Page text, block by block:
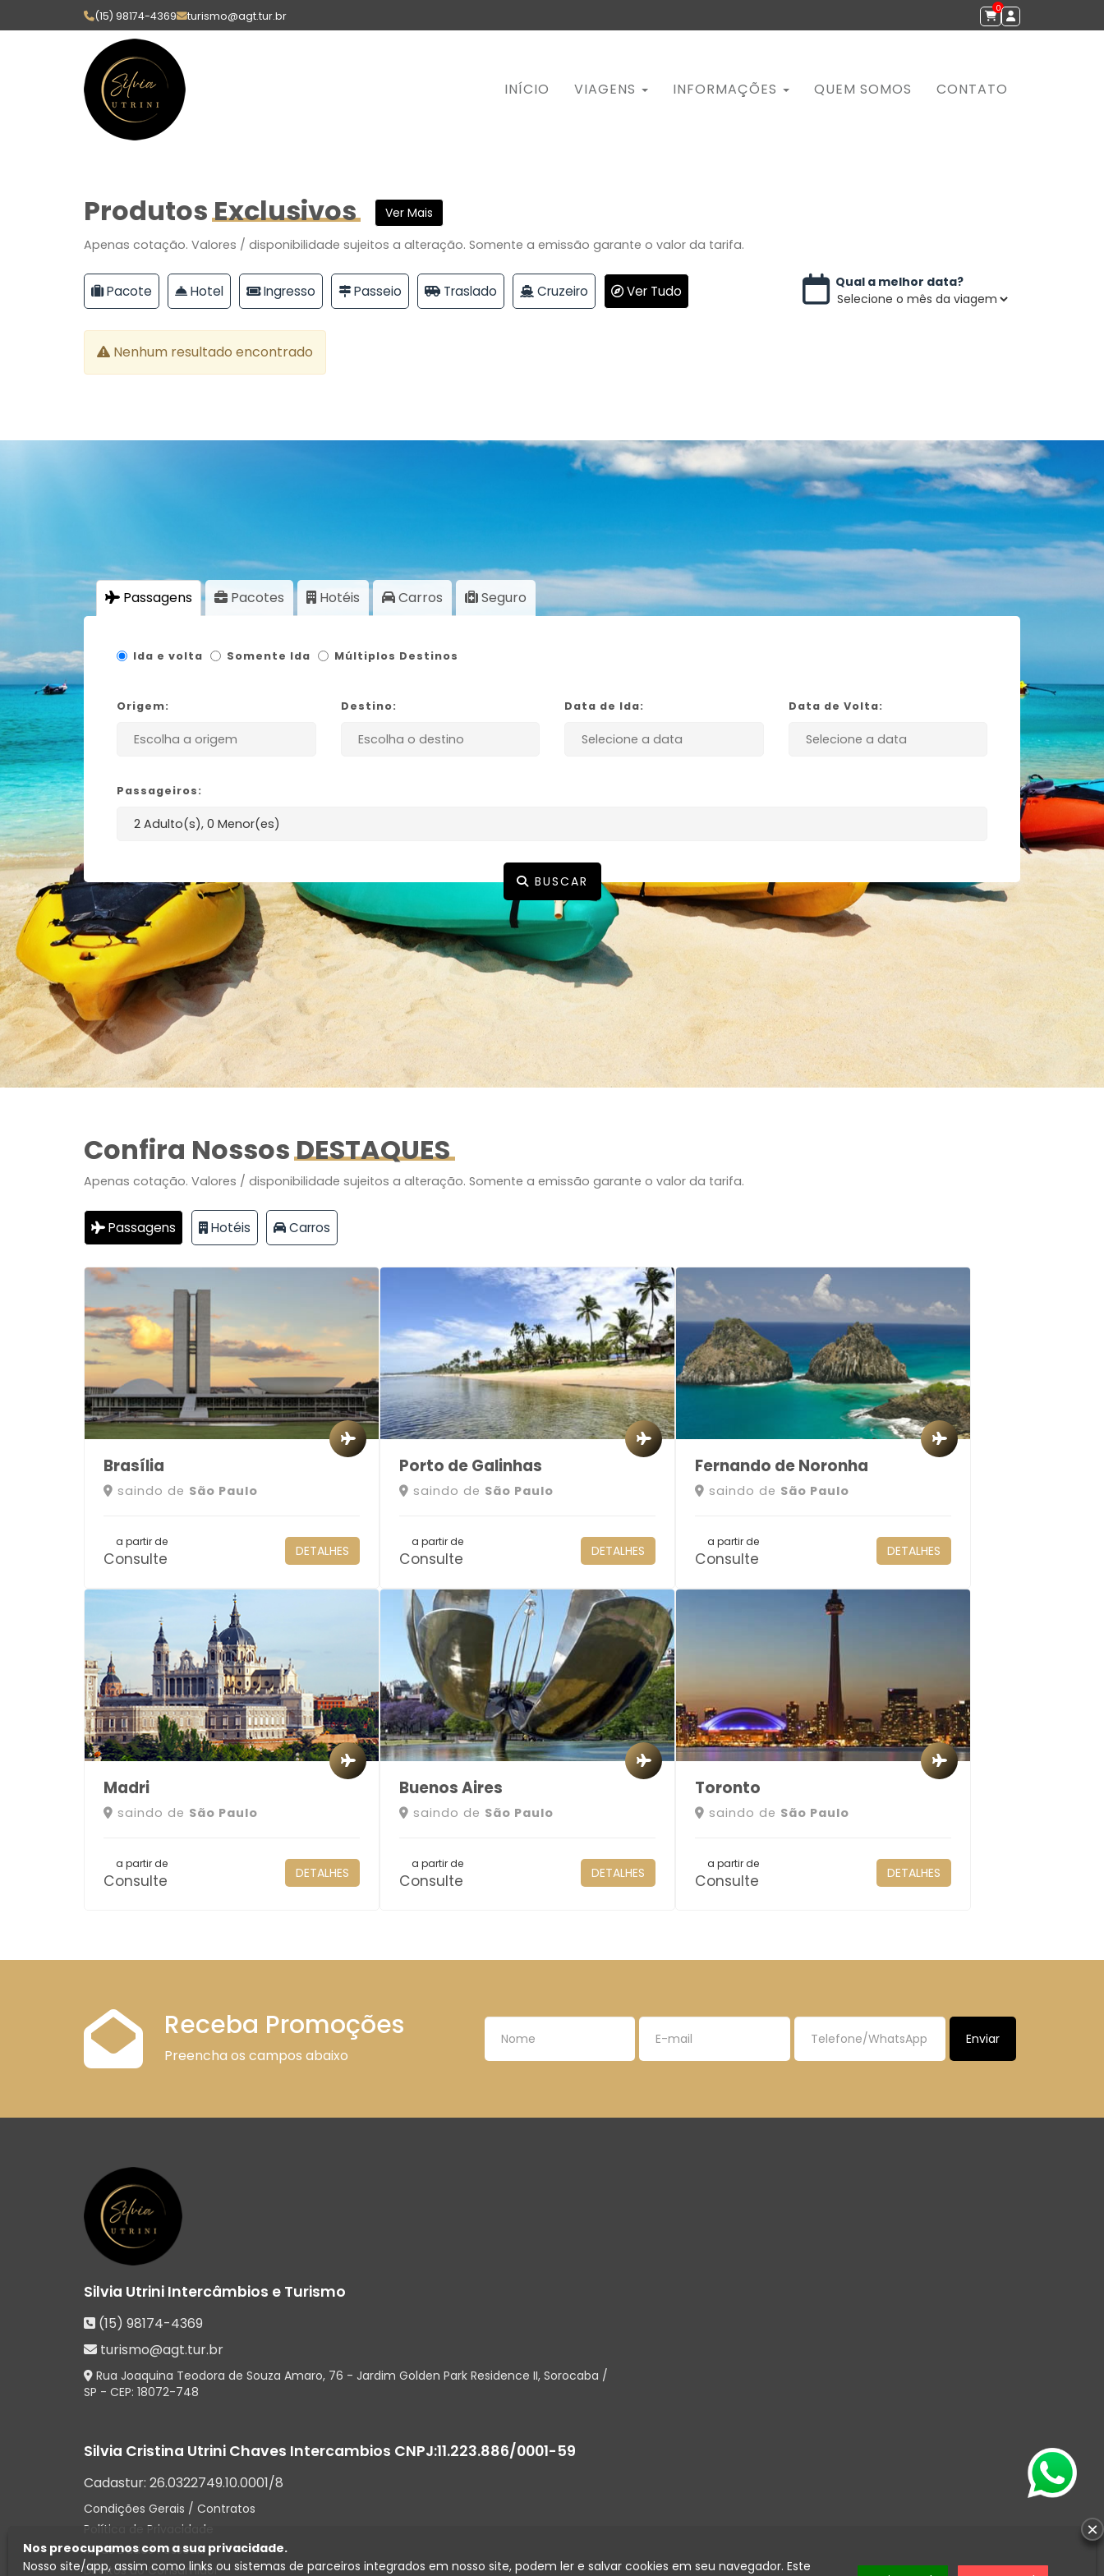
(15) 98174-4369 turismo@agt.tur.br
0
INÍCIO VIAGENS INFORMAÇÕES QUEM SOMOS CONTATO
ProdutosExclusivos
Ver Mais
Apenas cotação. Valores / disponibilidade sujeitos a alteração. Somente a emissão garante o valor da tarifa.
Pacote Hotel Ingresso Passeio Traslado Cruzeiro Ver Tudo
Qual a melhor data?
Nenhum resultado encontrado
Passagens Pacotes Hotéis Carros Seguro
Ida e volta Somente Ida Múltiplos Destinos
Origem: Destino: Data de Ida: Data de Volta:
Passageiros:
BUSCAR
Confira NossosDESTAQUES
Apenas cotação. Valores / disponibilidade sujeitos a alteração. Somente a emissão garante o valor da tarifa.
Passagens Hotéis Carros
Brasília
saindo de São Paulo
a partir de
Consulte DETALHES
Porto de Galinhas
saindo de São Paulo
a partir de
Consulte DETALHES
Fernando de Noronha
saindo de São Paulo
a partir de
Consulte DETALHES
Madri
saindo de São Paulo
a partir de
Consulte DETALHES
Buenos Aires
saindo de São Paulo
a partir de
Consulte DETALHES
Toronto
saindo de São Paulo
a partir de
Consulte DETALHES
Receba Promoções
Preencha os campos abaixo
Silvia Utrini Intercâmbios e Turismo
(15) 98174-4369
turismo@agt.tur.br
Rua Joaquina Teodora de Souza Amaro, 76 - Jardim Golden Park Residence II, Sorocaba /
SP - CEP: 18072-748
Silvia Cristina Utrini Chaves Intercambios CNPJ:11.223.886/0001-59
Cadastur: 26.0322749.10.0001/8
Condições Gerais / Contratos
Política de Privacidade
Meus Dados Pessoais
Direitos do Consumidor
Nos preocupamos com a sua privacidade.
Nosso site/app, assim como links ou sistemas de parceiros integrados em nosso site, podem ler e salvar cookies em seu navegador. Este
×